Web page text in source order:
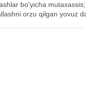
bo'yicha
orzu qilgan yovuz